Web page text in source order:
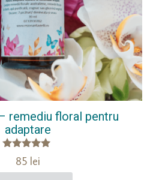
remediu floral pentru
adaptare
Evaluat la
5.00
din 5
85 lei